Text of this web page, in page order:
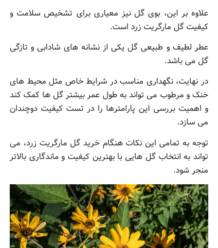
علاوه بر این، بوی گل نیز معیاری برای تشخیص سلامت و
کیفیت گل مارگریت زرد است.
عطر لطیف و طبیعی گل یکی از نشانه های شادابی و تازگی
گل می باشد.
در نهایت، نگهداری مناسب در شرایط خاص مثل محیط های
خنک و مرطوب می تواند به طول عمر بیشتر گل ها کمک کند
و اهمیت بررسی این پارامترها را در تست کیفیت دوچندان
می سازد.
توجه به تمامی این نکات هنگام خرید گل مارگریت زرد، می
تواند به انتخاب گل هایی با بهترین کیفیت و ماندگاری بالاتر
منجر شود.